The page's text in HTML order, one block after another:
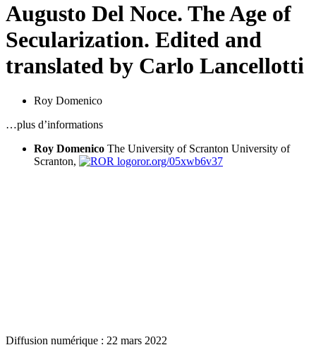
Augusto Del Noce. The Age of
Secularization. Edited and
translated by Carlo Lancellotti
Roy Domenico
…plus d’informations
Roy Domenico The University of Scranton University of
Scranton,
ror.org/05xwb6v37
Diffusion numérique : 22 mars 2022